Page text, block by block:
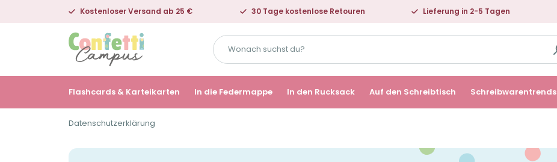
Kostenloser Versand ab 25 € 30 Tage kostenlose Retouren Lieferung in 2-5 Tagen
Wonach
suchst
du?
Flashcards & Karteikarten In die Federmappe In den Rucksack Auf den Schreibtisch Schreibwarentrends
Datenschutzerklärung